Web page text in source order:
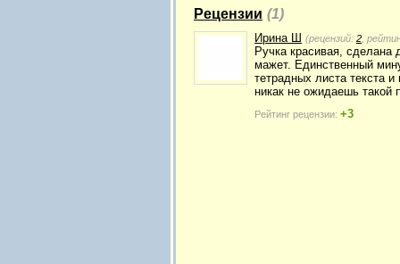
Рецензии (1)
Ирина Ш (рецензий: 2 ,
Ручка красивая, сделана
мажет. Единственный
тетрадных листа текста
никак не ожидаешь такой
Рейтинг рецензии: +3